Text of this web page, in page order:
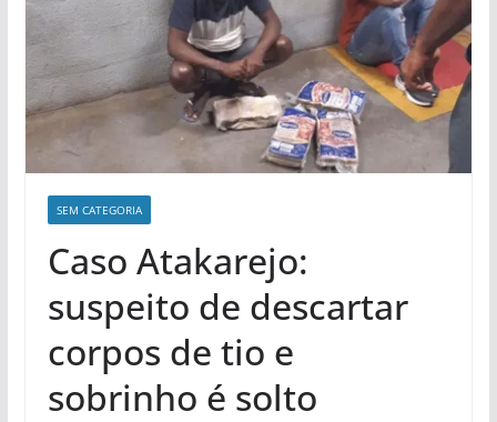
SEM CATEGORIA
Caso Atakarejo:
suspeito de descartar
corpos de tio e
sobrinho é solto